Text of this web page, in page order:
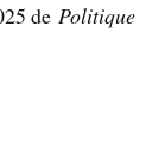
de Politique